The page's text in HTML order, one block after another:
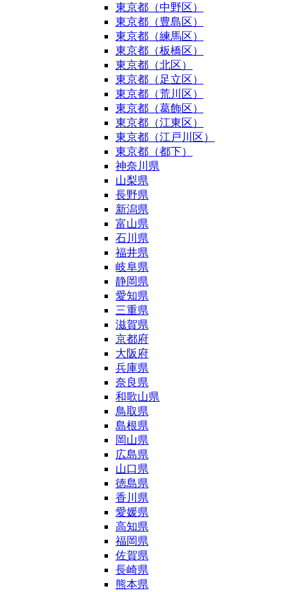
東京都（中野区）
東京都（豊島区）
東京都（練馬区）
東京都（板橋区）
東京都（北区）
東京都（足立区）
東京都（荒川区）
東京都（葛飾区）
東京都（江東区）
東京都（江戸川区）
東京都（都下）
神奈川県
山梨県
長野県
新潟県
富山県
石川県
福井県
岐阜県
静岡県
愛知県
三重県
滋賀県
京都府
大阪府
兵庫県
奈良県
和歌山県
鳥取県
島根県
岡山県
広島県
山口県
徳島県
香川県
愛媛県
高知県
福岡県
佐賀県
長崎県
熊本県